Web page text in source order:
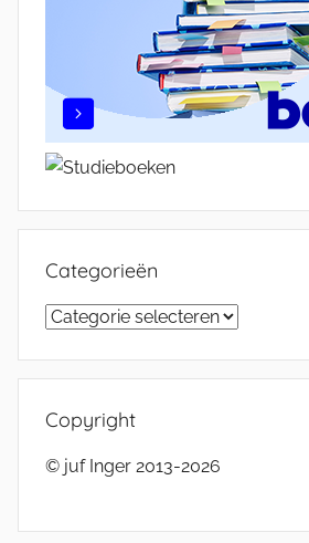
Categorieën
Categorieën
Copyright
© juf Inger 2013-2026